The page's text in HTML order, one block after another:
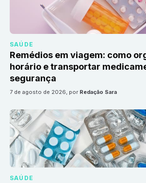
SAÚDE
Remédios em viagem: como
horário e transportar
segurança
7 de agosto de 2026, por Redação Sara
SAÚDE